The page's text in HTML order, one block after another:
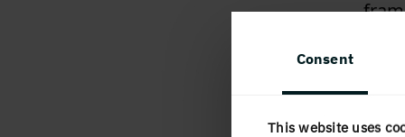
Consent
This website uses